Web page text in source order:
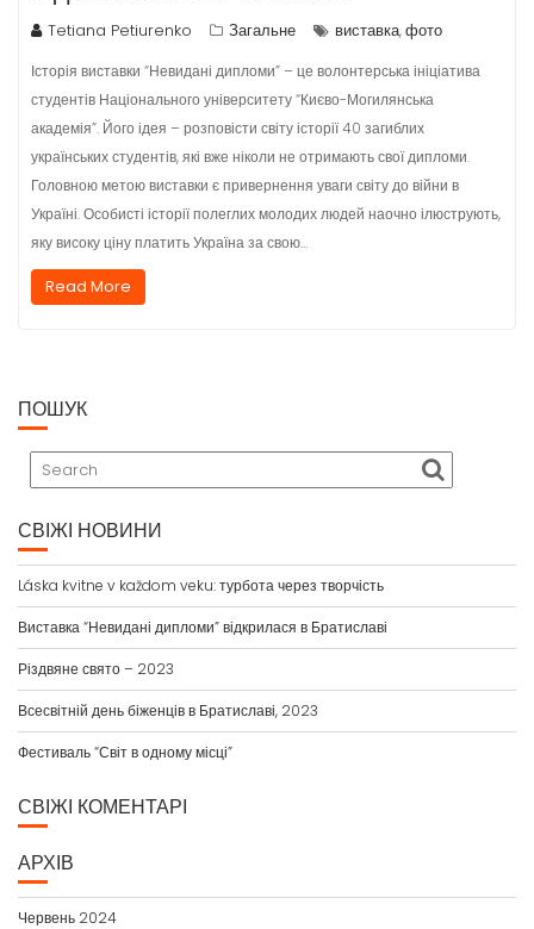
Tetiana Petiurenko Загальне виставка,фото
Історія виставки “Невидані дипломи” – це волонтерська ініціатива
студентів Національного університету “Києво-Могилянська
академія”. Його ідея – розповісти світу історії 40 загиблих
українських студентів, які вже ніколи не отримають свої дипломи.
Головною метою виставки є привернення уваги світу до війни в
Україні. Особисті історії полеглих молодих людей наочно ілюструють,
яку високу ціну платить Україна за свою…
Read More
ПОШУК
СВІЖІ НОВИНИ
Láska kvitne v každom veku: турбота через творчість
Виставка “Невидані дипломи” відкрилася в Братиславі
Різдвяне свято – 2023
Всесвітній день біженців в Братиславі, 2023
Фестиваль “Світ в одному місці”
СВІЖІ КОМЕНТАРІ
АРХІВ
Червень 2024